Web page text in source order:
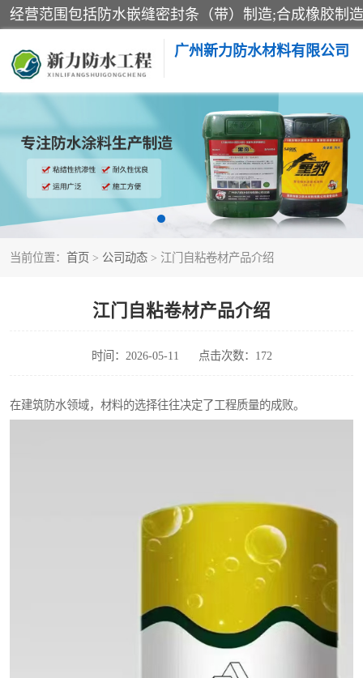
广州新力防水材料有限公司
当前位置： 首页 > 公司动态 > 江门自粘卷材产品介绍
江门自粘卷材产品介绍
时间：2026-05-11 点击次数：172
在建筑防水领域，材料的选择往往决定了工程质量的成败。
黑豹防水胶
乳化沥青防水涂料
非固化橡胶防水涂料